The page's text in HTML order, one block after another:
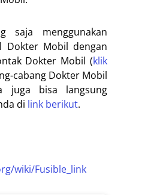
saja menggunakan
Dokter Mobil dengan
Dokter Mobil (klik
cabang Dokter Mobil
juga bisa langsung
di link berikut.
wiki/Fusible_link